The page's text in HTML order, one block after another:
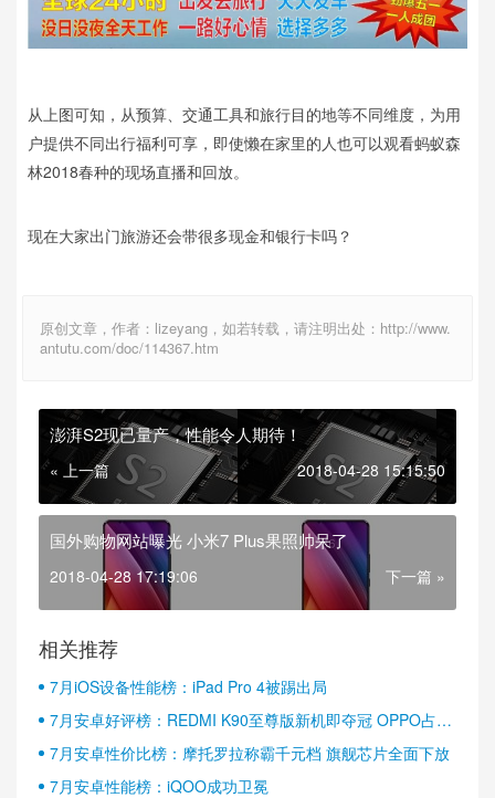
从上图可知，从预算、交通工具和旅行目的地等不同维度，为用
户提供不同出行福利可享，即使懒在家里的人也可以观看蚂蚁森
林2018春种的现场直播和回放。
现在大家出门旅游还会带很多现金和银行卡吗？
原创文章，作者：lizeyang，如若转载，请注明出处：http://www.
antutu.com/doc/114367.htm
澎湃S2现已量产，性能令人期待！
« 上一篇 2018-04-28 15:15:50
国外购物网站曝光 小米7 Plus果照帅呆了
2018-04-28 17:19:06 下一篇 »
相关推荐
7月iOS设备性能榜：iPad Pro 4被踢出局
7月安卓好评榜：REDMI K90至尊版新机即夺冠 OPPO占据
半壁江山
7月安卓性价比榜：摩托罗拉称霸千元档 旗舰芯片全面下放
7月安卓性能榜：iQOO成功卫冕